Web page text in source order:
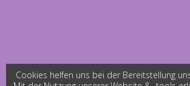
Cookies helfen uns bei der Bereitstellung